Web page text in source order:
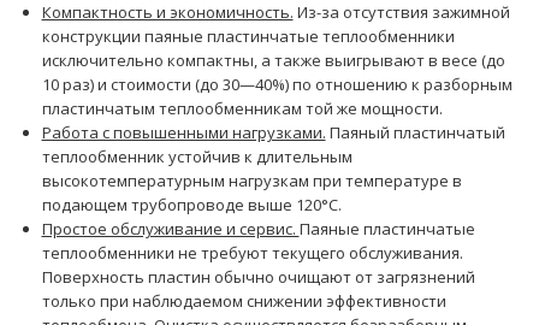
Компактность и экономичность. Из-за отсутствия зажимной
конструкции паяные пластинчатые теплообменники
исключительно компактны, а также выигрывают в весе (до
10 раз) и стоимости (до 30—40%) по отношению к разборным
пластинчатым теплообменникам той же мощности.
Работа с повышенными нагрузками. Паяный пластинчатый
теплообменник устойчив к длительным
высокотемпературным нагрузкам при температуре в
подающем трубопроводе выше 120°С.
Простое обслуживание и сервис. Паяные пластинчатые
теплообменники не требуют текущего обслуживания.
Поверхность пластин обычно очищают от загрязнений
только при наблюдаемом снижении эффективности